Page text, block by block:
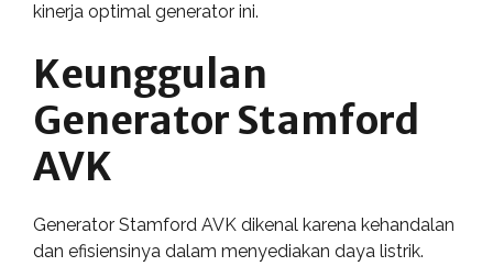
kinerja optimal generator ini.
Keunggulan
Generator Stamford
AVK
Generator Stamford AVK dikenal karena kehandalan
dan efisiensinya dalam menyediakan daya listrik.